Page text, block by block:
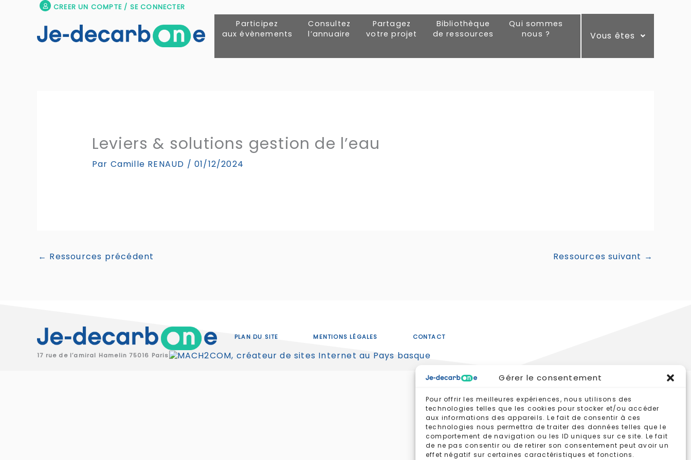
Gérer le consentement
Pour offrir les meilleures expériences, nous utilisons des
technologies telles que les cookies pour stocker et/ou accéder
aux informations des appareils. Le fait de consentir à ces
technologies nous permettra de traiter des données telles que le
comportement de navigation ou les ID uniques sur ce site. Le fait
de ne pas consentir ou de retirer son consentement peut avoir un
effet négatif sur certaines caractéristiques et fonctions.
CREER UN COMPTE / SE CONNECTER
Participez
aux évènements
Consultez
l’annuaire
Partagez
votre projet
Bibliothèque
de ressources
Qui sommes
nous ?
Vous êtes
Leviers & solutions gestion de l’eau
Par Camille RENAUD / 01/12/2024
← Ressources précédent Ressources suivant →
PLAN DU SITE MENTIONS LÉGALES CONTACT
17 rue de l’amiral Hamelin 75016 Paris